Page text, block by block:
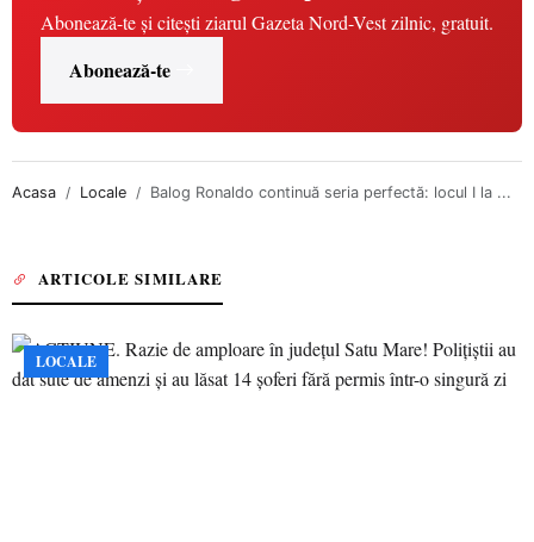
Abonează-te și citești ziarul Gazeta Nord-Vest zilnic, gratuit.
Abonează-te
Acasa Locale Balog Ronaldo continuă seria perfectă: locul I la ...
ARTICOLE SIMILARE
LOCALE